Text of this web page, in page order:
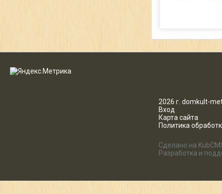
2026 г. domkult-
Вход
Карта сайта
Политика
Сделано на
Разработка и